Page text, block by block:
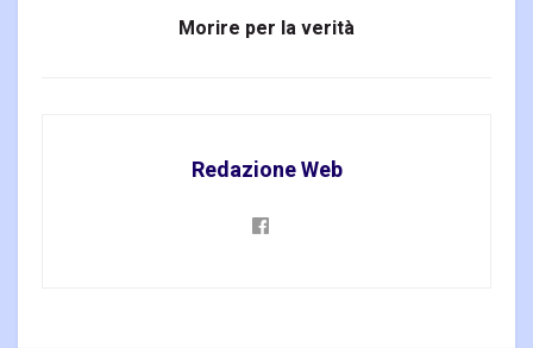
Morire per la verità
Redazione Web